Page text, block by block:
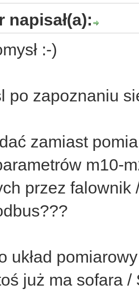
napisał(a):
:-)
po zapoznaniu
zamiast
m10-
przez
układ
już ma sofara